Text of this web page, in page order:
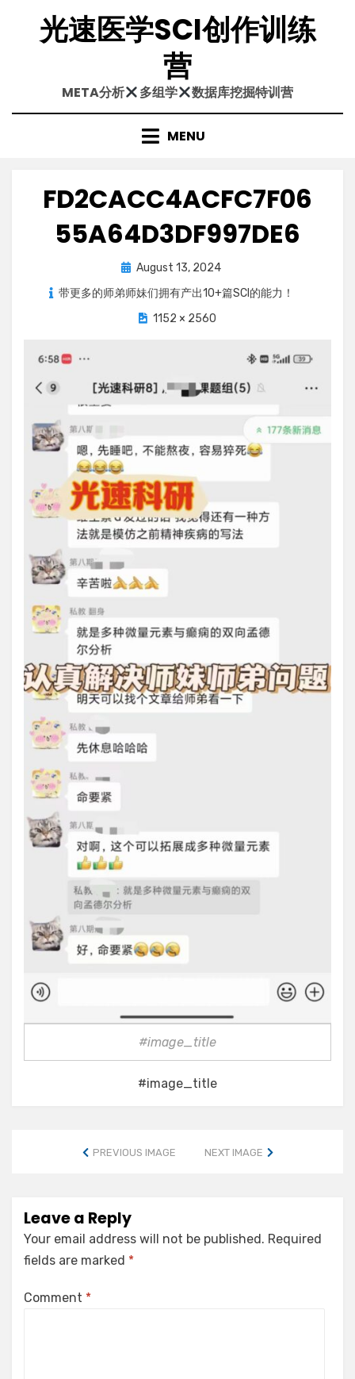
content光速医学SCI创作训练
营
META分析 多组学 数据库挖掘特训营
MENU
FD2CACC4ACFC7F06
55A64D3DF997DE6
Posted
August 13, 2024
带更多的师弟师妹们拥有产出10+篇SCI的能力！
1152 × 2560
#image_title
#image_title
PREVIOUS IMAGE NEXT IMAGE
Leave a Reply
Your email address will not be published. Required
fields are marked *
Comment *